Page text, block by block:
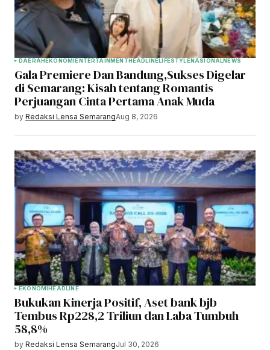
DAERAHEKONOMIENTERTAINMENTHEADLINELIFESTYLENASIONALNEWS
Gala Premiere Dan Bandung,Sukses Digelar
di Semarang: Kisah tentang Romantis
Perjuangan Cinta Pertama Anak Muda
by Redaksi Lensa SemarangAug 8, 2026
EKONOMI HEADLINE
Bukukan Kinerja Positif, Aset bank bjb
Tembus Rp228,2 Triliun dan Laba Tumbuh
58,8%
by Redaksi Lensa SemarangJul 30, 2026